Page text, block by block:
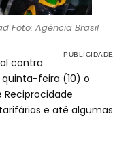
Foto: Agência Brasil
contra
feira (10) o
Reciprocidade
e até algumas